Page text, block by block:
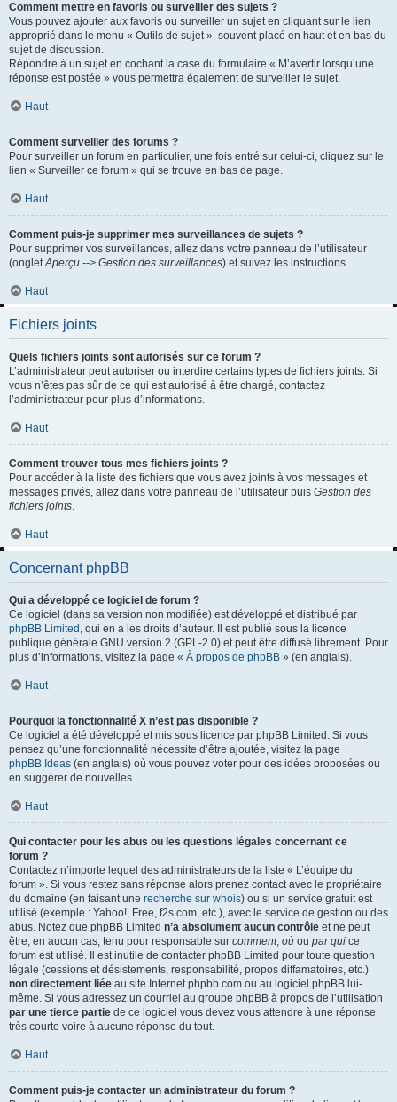
Comment mettre en favoris ou surveiller des sujets ?
Vous pouvez ajouter aux favoris ou surveiller un sujet en cliquant sur le lien
approprié dans le menu « Outils de sujet », souvent placé en haut et en bas du
sujet de discussion.
Répondre à un sujet en cochant la case du formulaire « M’avertir lorsqu’une
réponse est postée » vous permettra également de surveiller le sujet.
Haut
Comment surveiller des forums ?
Pour surveiller un forum en particulier, une fois entré sur celui-ci, cliquez sur le
lien « Surveiller ce forum » qui se trouve en bas de page.
Haut
Comment puis-je supprimer mes surveillances de sujets ?
Pour supprimer vos surveillances, allez dans votre panneau de l’utilisateur
(ongletAperçu --> Gestion des surveillances) et suivez les instructions.
Haut
Fichiers joints
Quels fichiers joints sont autorisés sur ce forum ?
L’administrateur peut autoriser ou interdire certains types de fichiers joints. Si
vous n’êtes pas sûr de ce qui est autorisé à être chargé, contactez
l’administrateur pour plus d’informations.
Haut
Comment trouver tous mes fichiers joints ?
Pour accéder à la liste des fichiers que vous avez joints à vos messages et
messages privés, allez dans votre panneau de l’utilisateur puis Gestion des
fichiers joints.
Haut
Concernant phpBB
Qui a développé ce logiciel de forum ?
Ce logiciel (dans sa version non modifiée) est développé et distribué par
phpBB Limited , qui en a les droits d’auteur. Il est publié sous la licence
publique générale GNU version 2 (GPL-2.0) et peut être diffusé librement. Pour
plus d’informations, visitez la page « À propos de phpBB » (en anglais).
Haut
Pourquoi la fonctionnalité X n’est pas disponible ?
Ce logiciel a été développé et mis sous licence par phpBB Limited. Si vous
pensez qu’une fonctionnalité nécessite d’être ajoutée, visitez la page
phpBB Ideas (en anglais) où vous pouvez voter pour des idées proposées ou
en suggérer de nouvelles.
Haut
Qui contacter pour les abus ou les questions légales concernant ce
forum ?
Contactez n’importe lequel des administrateurs de la liste « L’équipe du
forum ». Si vous restez sans réponse alors prenez contact avec le propriétaire
du domaine (en faisant une recherche sur whois) ou si un service gratuit est
utilisé (exemple : Yahoo!, Free, f2s.com, etc.), avec le service de gestion ou des
abus. Notez que phpBB Limited n’a absolument aucun contrôle et ne peut
être, en aucun cas, tenu pour responsable sur comment, où ou par qui ce
forum est utilisé. Il est inutile de contacter phpBB Limited pour toute question
légale (cessions et désistements, responsabilité, propos diffamatoires, etc.)
non directement liée au site Internet phpbb.com ou au logiciel phpBB lui-
même. Si vous adressez un courriel au groupe phpBB à propos de l’utilisation
par une tierce partie de ce logiciel vous devez vous attendre à une réponse
très courte voire à aucune réponse du tout.
Haut
Comment puis-je contacter un administrateur du forum ?